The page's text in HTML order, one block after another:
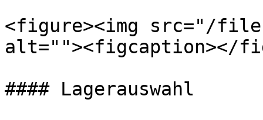
<figure><img src="/files/
alt=""><figcaption></
#### Lagerauswahl